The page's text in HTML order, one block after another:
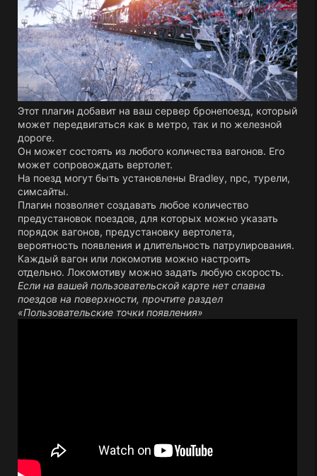
Этот плагин добавит на ваш сервер бронепоезд, который
может передвигаться как в метро, так и по железной
дороге.
Он может состоять из любого количества вагонов. Его
может сопровождать вертолет.
На поезд могут быть установлены Bradley, npc, турели,
симсайты.
Плагин позволяет создавать любое количество
предустановок поездов, для которых можно указать
порядок вагонов, предустановку вертолета,
вероятность появления и длительность патрулирования.
Каждый вагон или локомотив можно настроить
отдельно. Локомотиву можно задать любую скорость.
Если на вашей пользовательской карте нет спавна
поездов на поверхности, прочтите раздел
«Пользовательские точки появления»